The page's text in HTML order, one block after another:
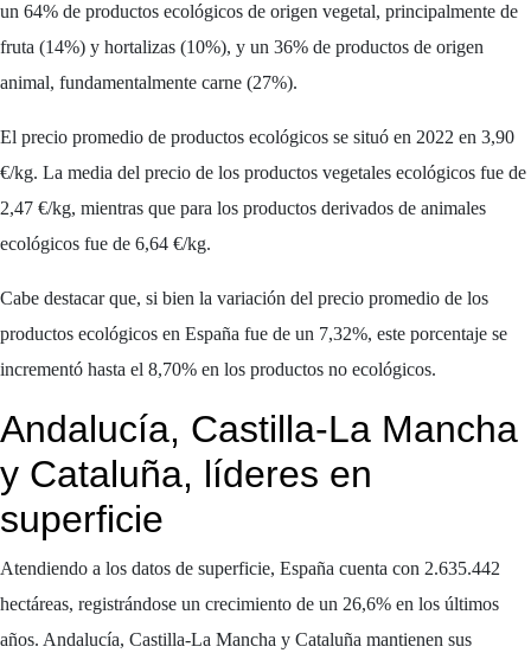
un 64% de productos ecológicos de origen vegetal, principalmente de
fruta (14%) y hortalizas (10%), y un 36% de productos de origen
animal, fundamentalmente carne (27%).
El precio promedio de productos ecológicos se situó en 2022 en 3,90
€/kg. La media del precio de los productos vegetales ecológicos fue de
2,47 €/kg, mientras que para los productos derivados de animales
ecológicos fue de 6,64 €/kg.
Cabe destacar que, si bien la variación del precio promedio de los
productos ecológicos en España fue de un 7,32%, este porcentaje se
incrementó hasta el 8,70% en los productos no ecológicos.
Andalucía, Castilla-La Mancha
y Cataluña, líderes en
superficie
Atendiendo a los datos de superficie, España cuenta con 2.635.442
hectáreas, registrándose un crecimiento de un 26,6% en los últimos
años. Andalucía, Castilla-La Mancha y Cataluña mantienen sus